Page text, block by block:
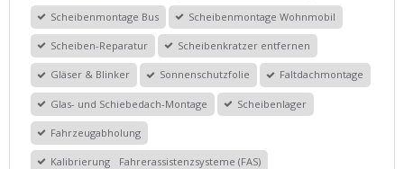
Scheibenmontage Bus Scheibenmontage Wohnmobil
Scheiben-Reparatur Scheibenkratzer entfernen
Gläser & Blinker Sonnenschutzfolie Faltdachmontage
Glas- und Schiebedach-Montage Scheibenlager
Fahrzeugabholung
Kalibrierung Fahrerassistenzsysteme (FAS)